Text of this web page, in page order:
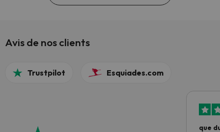
Avis de nos clients
Trustpilot Esquiades.com
que